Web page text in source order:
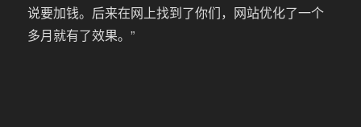
说要加钱。后来在网上找到了你们，网站优化了一个
多月就有了效果。”